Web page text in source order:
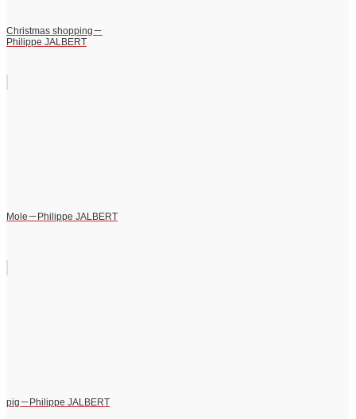
Christmas shopping－
Philippe JALBERT
Mole－Philippe JALBERT
pig－Philippe JALBERT